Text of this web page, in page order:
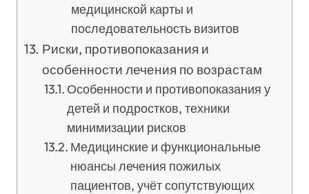
медицинской карты и
последовательность визитов
Риски, противопоказания и
особенности лечения по возрастам
Особенности и противопоказания у
детей и подростков, техники
минимизации рисков
Медицинские и функциональные
нюансы лечения пожилых
пациентов, учёт сопутствующих